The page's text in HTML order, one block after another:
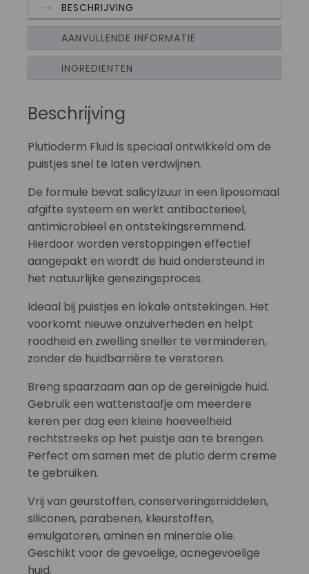
BESCHRIJVING
AANVULLENDE INFORMATIE
INGREDIËNTEN
Beschrijving
Plutioderm Fluid is speciaal ontwikkeld om de
puistjes snel te laten verdwijnen.
De formule bevat salicylzuur in een liposomaal
afgifte systeem en werkt antibacterieel,
antimicrobieel en ontstekingsremmend.
Hierdoor worden verstoppingen effectief
aangepakt en wordt de huid ondersteund in
het natuurlijke genezingsproces.
Ideaal bij puistjes en lokale ontstekingen. Het
voorkomt nieuwe onzuiverheden en helpt
roodheid en zwelling sneller te verminderen,
zonder de huidbarrière te verstoren.
Breng spaarzaam aan op de gereinigde huid.
Gebruik een wattenstaafje om meerdere
keren per dag een kleine hoeveelheid
rechtstreeks op het puistje aan te brengen.
Perfect om samen met de plutio derm creme
te gebruiken.
Vrij van geurstoffen, conserveringsmiddelen,
siliconen, parabenen, kleurstoffen,
emulgatoren, aminen en minerale olie.
Geschikt voor de gevoelige, acnegevoelige
huid.